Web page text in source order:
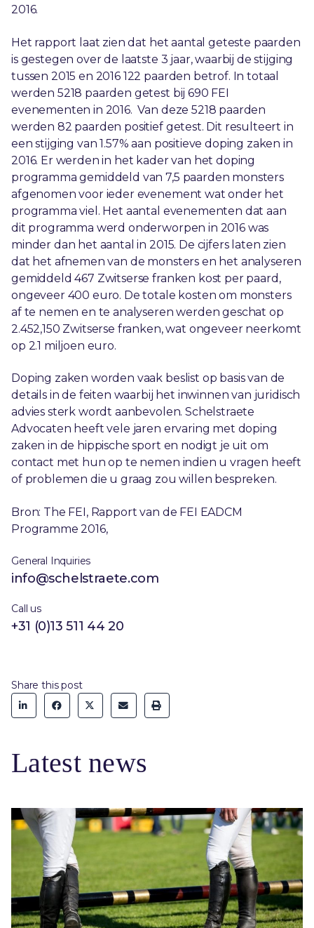
2016.
Het rapport laat zien dat het aantal geteste paarden
is gestegen over de laatste 3 jaar, waarbij de stijging
tussen 2015 en 2016 122 paarden betrof. In totaal
werden 5218 paarden getest bij 690 FEI
evenementen in 2016. Van deze 5218 paarden
werden 82 paarden positief getest. Dit resulteert in
een stijging van 1.57% aan positieve doping zaken in
2016. Er werden in het kader van het doping
programma gemiddeld van 7,5 paarden monsters
afgenomen voor ieder evenement wat onder het
programma viel. Het aantal evenementen dat aan
dit programma werd onderworpen in 2016 was
minder dan het aantal in 2015. De cijfers laten zien
dat het afnemen van de monsters en het analyseren
gemiddeld 467 Zwitserse franken kost per paard,
ongeveer 400 euro. De totale kosten om monsters
af te nemen en te analyseren werden geschat op
2.452,150 Zwitserse franken, wat ongeveer neerkomt
op 2.1 miljoen euro.
Doping zaken worden vaak beslist op basis van de
details in de feiten waarbij het inwinnen van juridisch
advies sterk wordt aanbevolen. Schelstraete
Advocaten heeft vele jaren ervaring met doping
zaken in de hippische sport en nodigt je uit om
contact met hun op te nemen indien u vragen heeft
of problemen die u graag zou willen bespreken.
Bron: The FEI, Rapport van de FEI EADCM
Programme 2016,
General Inquiries
info@schelstraete.com
Call us
+31 (0)13 511 44 20
Share this post
Latest news